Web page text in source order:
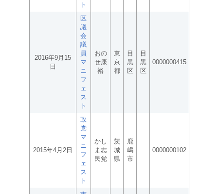
ト
2016年9月15
日
区
議
会
議
員
マ
ニ
フ
ェ
ス
ト
おの
せ康
裕
東
京
都
目
黒
区
目
黒
区
0000000415
2015年4月2日
政
党
マ
ニ
フ
ェ
ス
ト
かし
ま志
民党
茨
城
県
鹿
嶋
市
0000000102